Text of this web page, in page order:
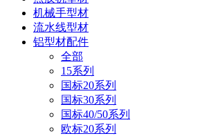
机械手型材
流水线型材
铝型材配件
全部
15系列
国标20系列
国标30系列
国标40/50系列
欧标20系列